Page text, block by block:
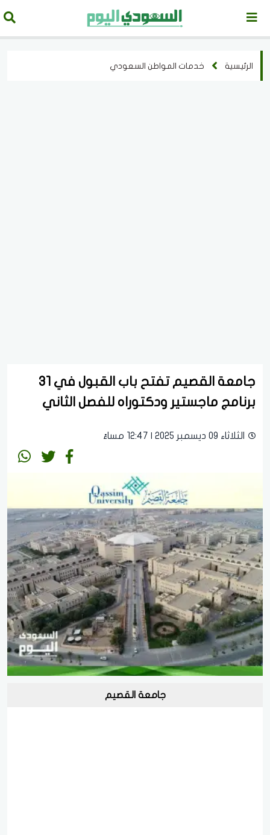
الرئيسية خدمات المواطن السعودي
جامعة القصيم تفتح باب القبول في 31
برنامج ماجستير ودكتوراه للفصل الثاني
الثلاثاء 09 ديسمبر 2025 | 12:47 مساءً
جامعة القصيم